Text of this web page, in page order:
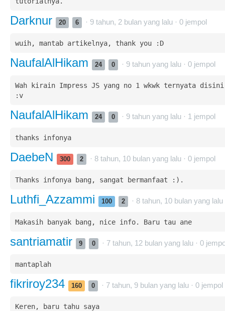
Darknur 20 6 · 9 tahun, 2 bulan yang lalu · 0 jempol
wuih, mantab artikelnya, thank you :D
NaufalAlHikam 24 0 · 9 tahun yang lalu · 0 jempol
Wah kirain Impress JS yang no 1 wkwk ternyata disini
:v
NaufalAlHikam 24 0 · 9 tahun yang lalu · 1 jempol
thanks infonya
DaebeN 300 2 · 8 tahun, 10 bulan yang lalu · 0 jempol
Thanks infonya bang, sangat bermanfaat :).
Luthfi_Azzammi 100 2 · 8 tahun, 10 bulan yang lalu
Makasih banyak bang, nice info. Baru tau ane
santriamatir 9 0 · 7 tahun, 12 bulan yang lalu · 0
mantaplah
fikriroy234 160 0 · 7 tahun, 9 bulan yang lalu · 0 jempol
Keren, baru tahu saya